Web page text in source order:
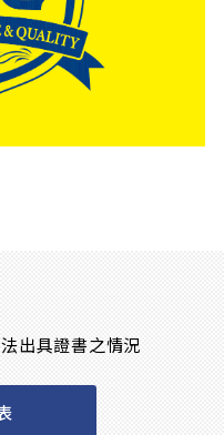
法出具證書之情況